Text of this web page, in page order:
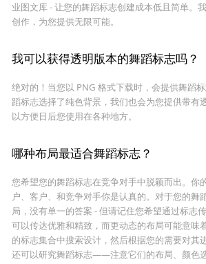
业图文库 - 让您的舞蹈标志创建成本低且简单。
创作，为您提供无限可能。
我可以获得透明版本的舞蹈标志吗？
绝对的！当您以 PNG 格式下载时，会提供舞蹈
蹈标志选择了纯色背景，我们也会为您提供带有
以方便日后您使用在各种地方。
哪种布局最适合舞蹈标志？
您希望您的舞蹈标志在竞争对手中脱颖而出。你
户、客户、和竞争对手你是认真的。对于您的舞
局，没有单一的答案 - 但请记住您希望通过标志
可以传达优雅和精致，而更动态的布局可能意味
的标志集合中搜索设计，然后根据您的需要对其
还可以研究舞蹈标志——注意它们的布局、颜色选